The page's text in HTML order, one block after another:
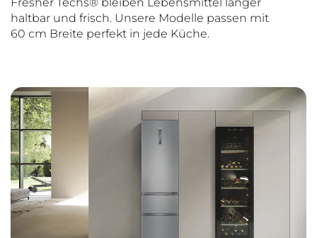
haltbar und frisch. Unsere Modelle passen mit
60 cm Breite perfekt in jede Küche.